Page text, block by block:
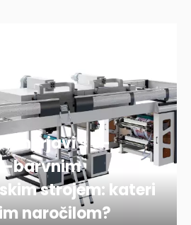
s 6-
barvnim
strojem: kateri
naročilom?